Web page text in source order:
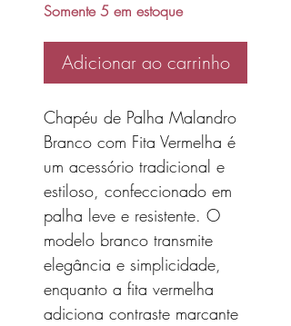
Somente 5 em estoque
Adicionar ao carrinho
Chapéu de Palha Malandro
Branco com Fita Vermelha é
um acessório tradicional e
estiloso, confeccionado em
palha leve e resistente. O
modelo branco transmite
elegância e simplicidade,
enquanto a fita vermelha
adiciona contraste marcante